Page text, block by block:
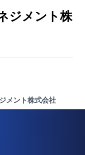
ジメント株
メント株式会社